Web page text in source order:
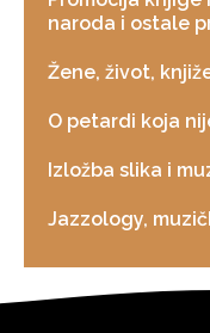
naroda i ostale
Žene, život,
O petardi koja
Izložba slika i
Jazzology,